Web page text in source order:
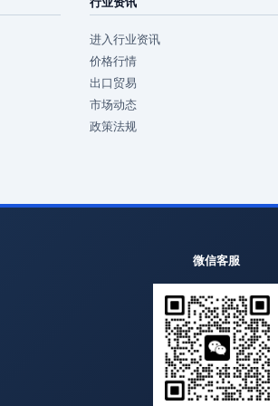
进入行业资讯
价格行情
出口贸易
市场动态
政策法规
微信客服